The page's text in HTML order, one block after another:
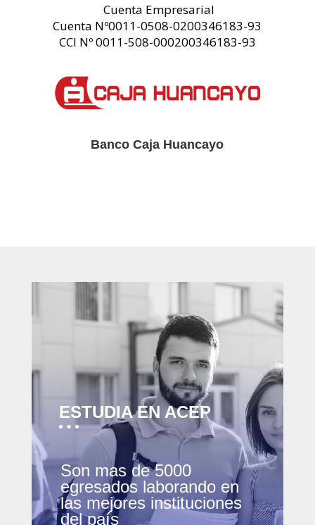
Cuenta Empresarial
Cuenta Nº0011-0508-0200346183-93
CCI Nº 0011-508-000200346183-93
Banco Caja Huancayo
ESTUDIA EN ACEP
Son mas de 5000
egresados laborando en
las mejores instituciones
del país